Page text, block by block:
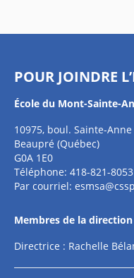
POUR JOINDRE
École du Mont-Sainte-
10975, boul. Sainte-Anne
Beaupré (Québec)
G0A 1E0
Téléphone: 418-821-8053
Par courriel:
Membres de la direction
Directrice : Rachelle